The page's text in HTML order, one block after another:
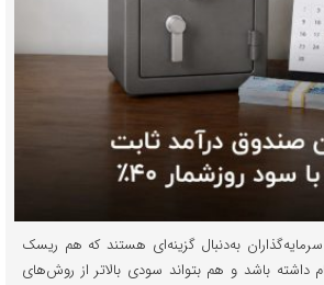
از سرمایه‌گذاران به‌دنبال گزینه‌ای هستند که هم ریسک
داشته باشد و هم بتواند سودی بالاتر از روش‌های